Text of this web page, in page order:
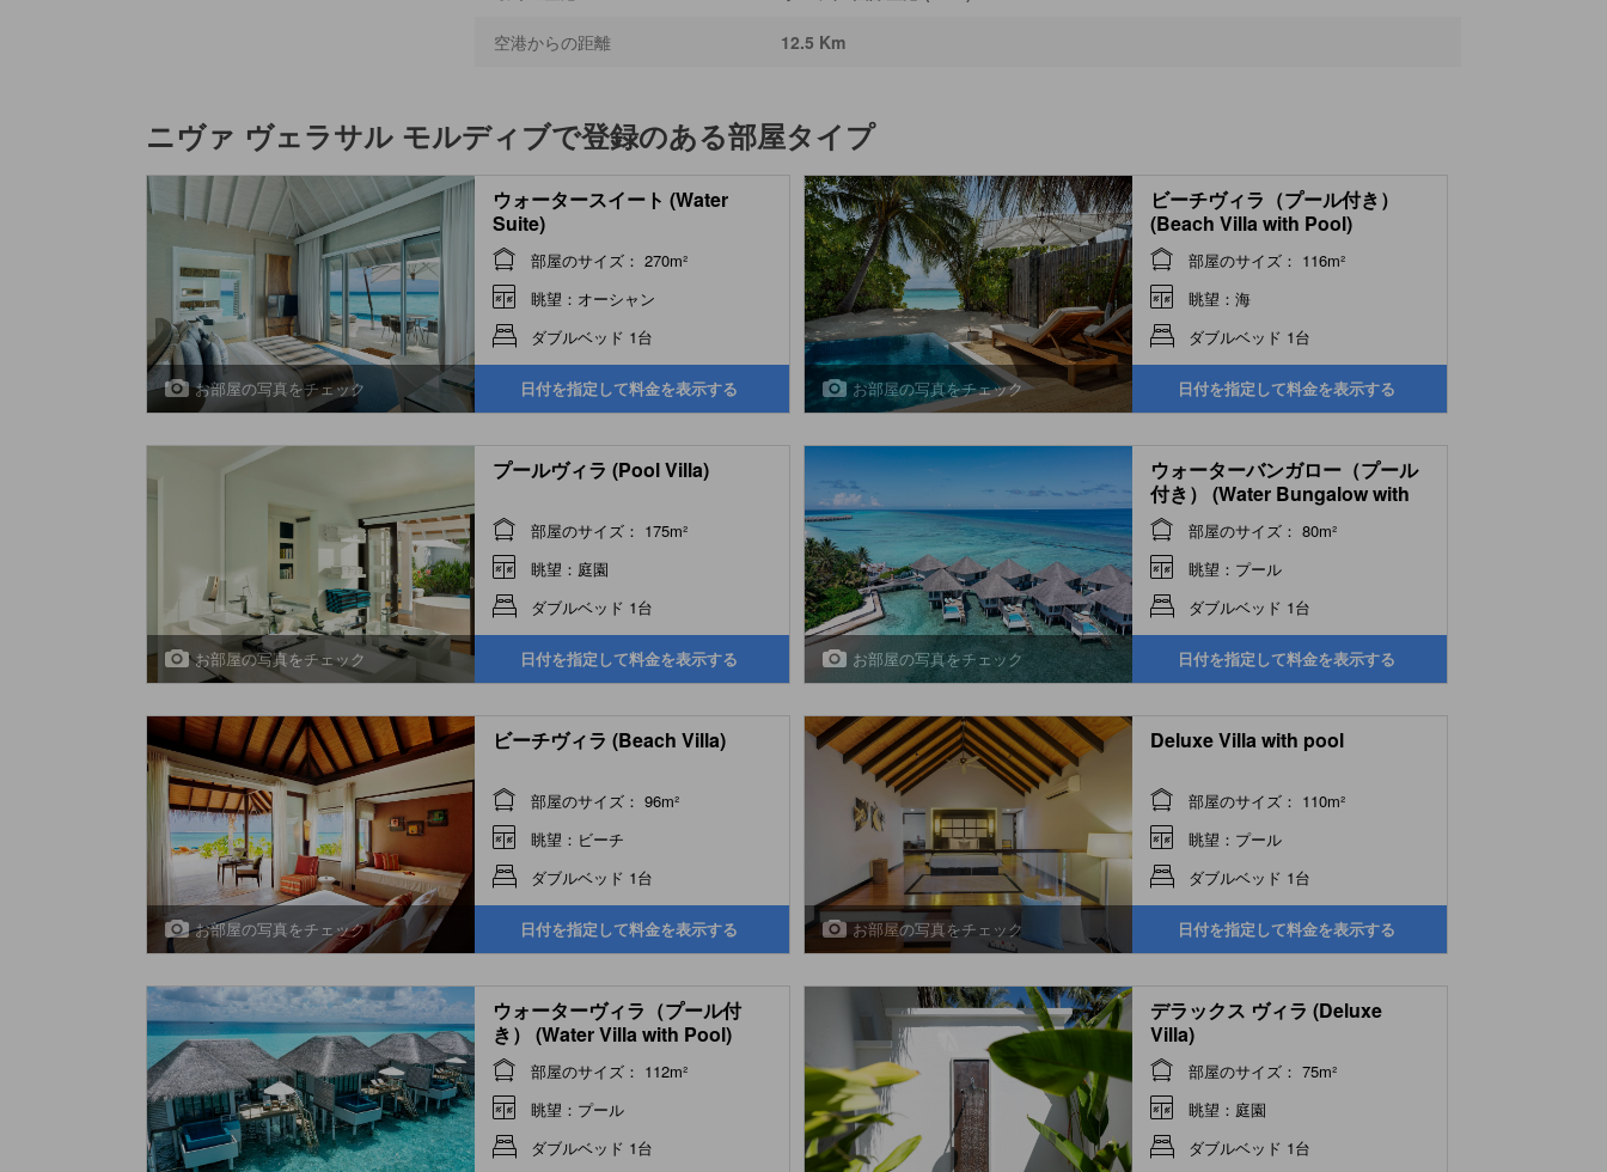
空港からの距離 12.5 Km
ニヴァ ヴェラサル モルディブで登録のある部屋タイプ
お部屋の写真をチェック
ウォータースイート (Water
Suite)
部屋のサイズ： 270m²
眺望：オーシャン
ダブルベッド 1台
日付を指定して料金を表示する お部屋の写真をチェック
ビーチヴィラ（プール付き）
(Beach Villa with Pool)
部屋のサイズ： 116m²
眺望：海
ダブルベッド 1台
日付を指定して料金を表示する
お部屋の写真をチェック
プールヴィラ (Pool Villa)
部屋のサイズ： 175m²
眺望：庭園
ダブルベッド 1台
日付を指定して料金を表示する お部屋の写真をチェック
ウォーターバンガロー（プール
付き） (Water Bungalow with
Pool)部屋のサイズ： 80m²
眺望：プール
ダブルベッド 1台
日付を指定して料金を表示する
お部屋の写真をチェック
ビーチヴィラ (Beach Villa)
部屋のサイズ： 96m²
眺望：ビーチ
ダブルベッド 1台
日付を指定して料金を表示する お部屋の写真をチェック
Deluxe Villa with pool
部屋のサイズ： 110m²
眺望：プール
ダブルベッド 1台
日付を指定して料金を表示する
ウォーターヴィラ（プール付
き） (Water Villa with Pool)
部屋のサイズ： 112m²
眺望：プール
ダブルベッド 1台
デラックス ヴィラ (Deluxe
Villa)
部屋のサイズ： 75m²
眺望：庭園
ダブルベッド 1台